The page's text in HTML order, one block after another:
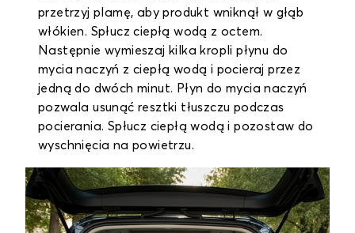
przetrzyj plamę, aby produkt wniknął w głąb
włókien. Spłucz ciepłą wodą z octem.
Następnie wymieszaj kilka kropli płynu do
mycia naczyń z ciepłą wodą i pocieraj przez
jedną do dwóch minut. Płyn do mycia naczyń
pozwala usunąć resztki tłuszczu podczas
pocierania. Spłucz ciepłą wodą i pozostaw do
wyschnięcia na powietrzu.